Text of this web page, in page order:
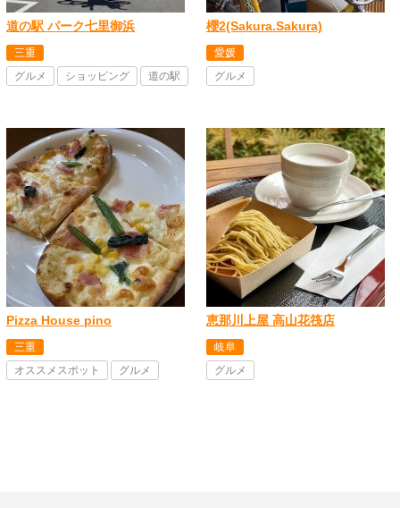
道の駅 パーク七里御浜
三重
グルメ
ショッピング 道の駅
櫻2(Sakura.Sakura)
愛媛
グルメ
Pizza House pino
三重
オススメスポット
グルメ
恵那川上屋 高山花筏店
岐阜
グルメ